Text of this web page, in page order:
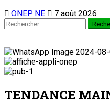
ONEP NE 7 août 2026
TENDANCE